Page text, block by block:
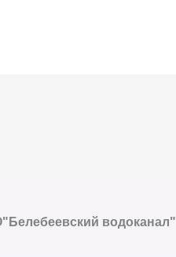
водоканал"